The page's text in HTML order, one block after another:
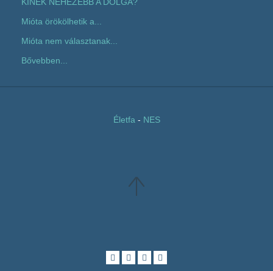
Mióta örökölhetik a...
Mióta nem választanak...
Bővebben...
Életfa - NES